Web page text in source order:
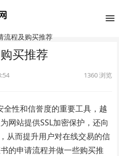
流程及购买推荐
买推荐
1360浏览
全性和信誉度的重要工具，越
网站提供SSL加密保护，还向
从而提升用户对在线交易的信
的申请流程并做一些购买推